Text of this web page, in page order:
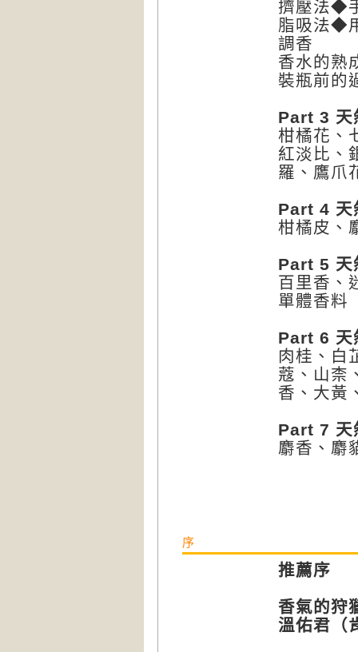
擠壓法◆
脂吸法◆
調香
香水的熟
裝瓶前的
Part 3 天
柑橘花、
紅淡比、
羅、鷹爪
Part 4 天
柑橘皮、
Part 5 天
百里香、
單體香料
Part 6 天
肉桂、白
蔻、山柰
香、大黃
Part 7 天
麝香、麝
序
推薦序
香氣的狩
溫佑君（